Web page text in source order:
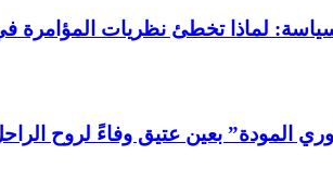
لماذا تخطئ نظريات المؤامرة
المودة” بعين عتيق وفاءً لروح